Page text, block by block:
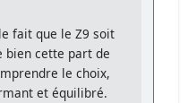
fait que le Z9 soit
cette part de
le choix,
et équilibré.